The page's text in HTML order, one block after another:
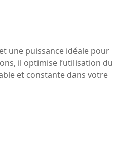
une puissance idéale pour
il optimise l’utilisation du
et constante dans votre